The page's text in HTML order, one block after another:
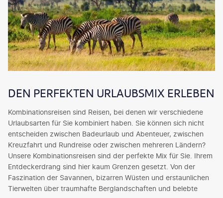
DEN PERFEKTEN URLAUBSMIX ERLEBEN
Kombinationsreisen sind Reisen, bei denen wir verschiedene
Urlaubsarten für Sie kombiniert haben. Sie können sich nicht
entscheiden zwischen Badeurlaub und Abenteuer, zwischen
Kreuzfahrt und Rundreise oder zwischen mehreren Ländern?
Unsere Kombinationsreisen sind der perfekte Mix für Sie. Ihrem
Entdeckerdrang sind hier kaum Grenzen gesetzt. Von der
Faszination der Savannen, bizarren Wüsten und erstaunlichen
Tierwelten über traumhafte Berglandschaften und belebte